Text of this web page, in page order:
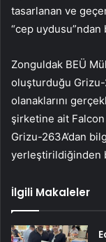
tasarlanan ve
“cep
Zonguldak BEÜ
oluşturduğu
olanaklarını
şirketine ait
Grizu-263A’dan
yerleştirildiğinden
İlgili Makaleler